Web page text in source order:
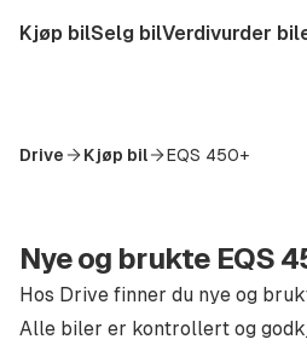
tilKjøp bilSelg bilVerdivurder
Drive Kjøp bil EQS 450+
Nye og brukte EQS
Hos Drive finner du nye og
Alle biler er kontrollert og